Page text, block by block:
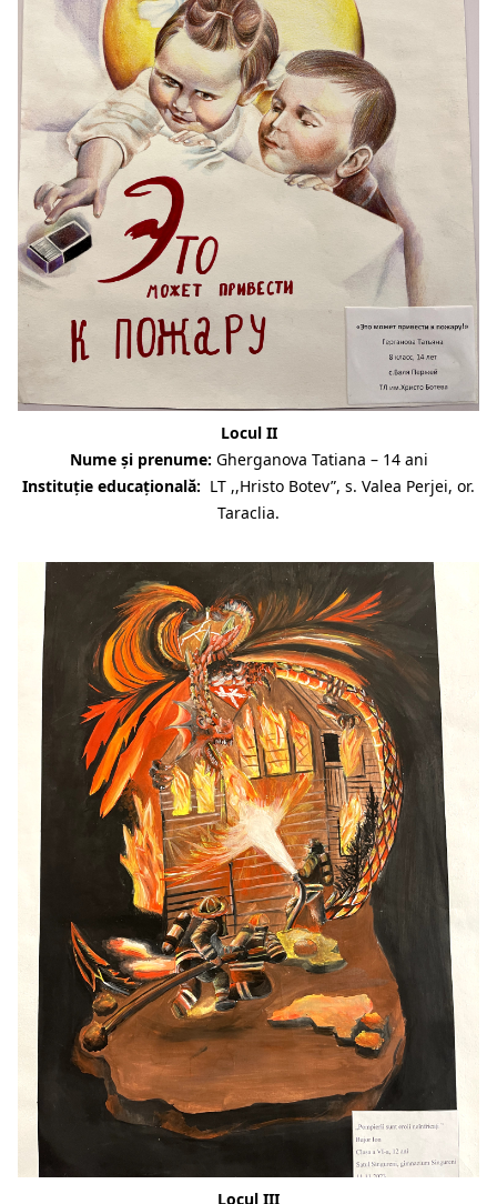
Locul II
Nume și prenume: Gherganova Tatiana – 14 ani
Instituție educațională: LT ,,Hristo Botev”, s. Valea Perjei, or.
Taraclia.
Locul III